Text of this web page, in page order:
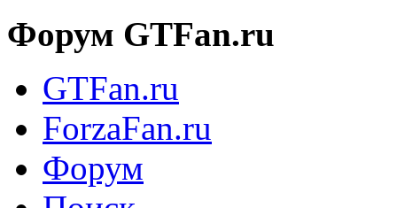
Форум GTFan.ru
GTFan.ru
ForzaFan.ru
Форум